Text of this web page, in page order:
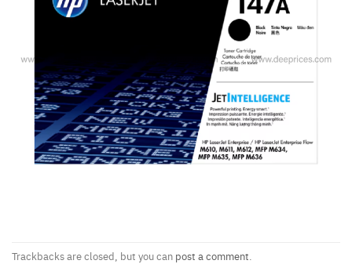
Trackbacks are closed, but you can post a comment